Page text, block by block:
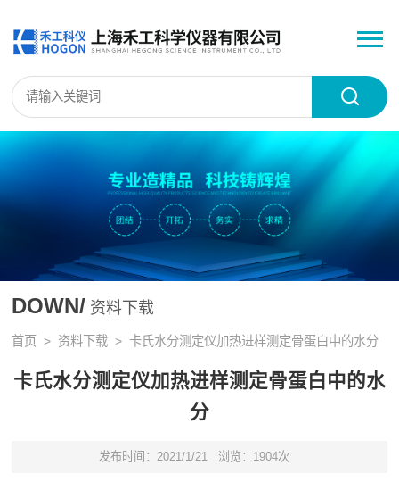
DOWN/ 资料下载
首页 > 资料下载 > 卡氏水分测定仪加热进样测定骨蛋白中的水分
卡氏水分测定仪加热进样测定骨蛋白中的水
分
发布时间：2021/1/21 浏览：1904次